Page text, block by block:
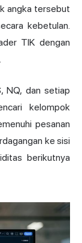
angka tersebut
kebetulan.
TIK dengan
NQ, dan setiap
kelompok
pesanan
ke sisi
berikutnya